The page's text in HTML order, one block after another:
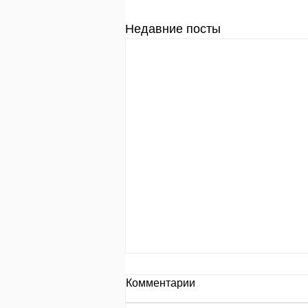
Недавние посты
День за днем.
День 653 Пр.24:8: «Кто
Комментарии